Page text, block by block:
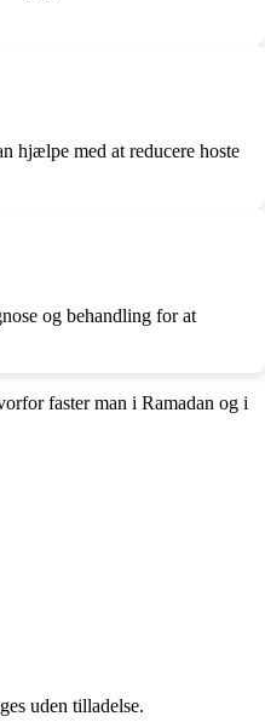
hjælpe med at reducere hoste
og behandling for at
faster man i Ramadan og i
uden tilladelse.